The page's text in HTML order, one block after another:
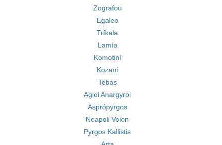
Zografou
Egaleo
Tríkala
Lamía
Komotiní
Kozani
Tebas
Agioi Anargyroi
Asprópyrgos
Neapoli Voion
Pyrgos Kallistis